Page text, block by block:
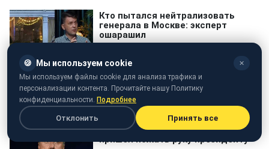
🍪 Мы используем cookie ✕
Мы используем файлы cookie для анализа трафика и
персонализации контента. Прочитайте нашу Политику
конфиденциальности. Подробнее
Отклонить Принять все